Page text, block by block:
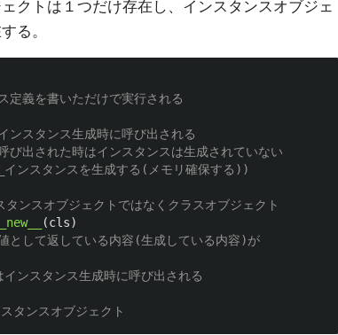
クトは１つだけ存在し、インスタンスオブジェ
る。
__new__ (cls)